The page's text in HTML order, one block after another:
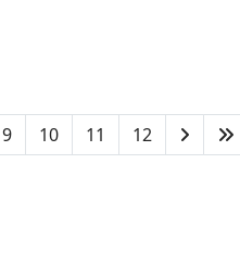
9 10 11 12